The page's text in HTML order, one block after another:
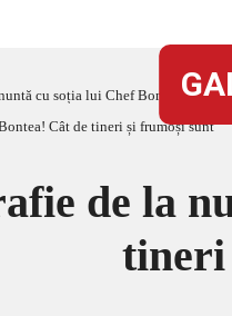
cu soția lui Chef Bontea! Cât
de la
tineri